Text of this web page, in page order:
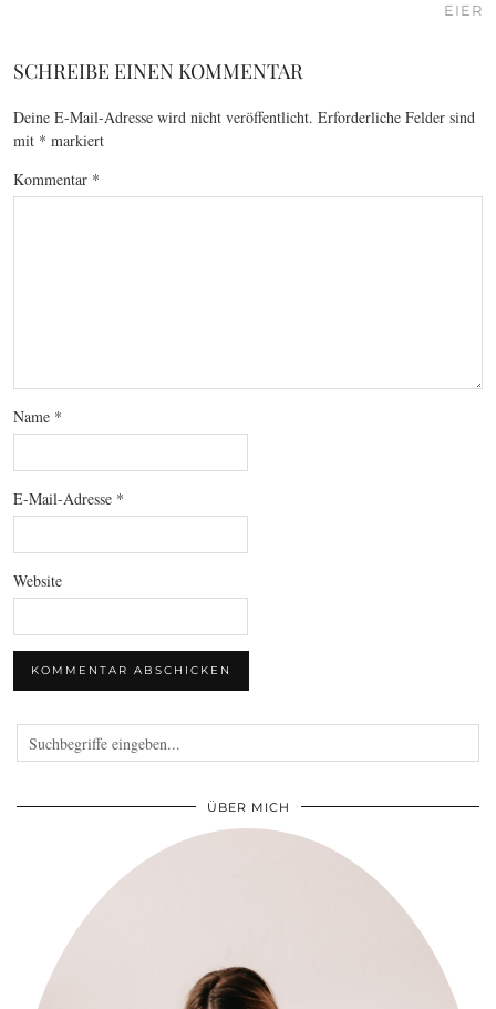
EIER
SCHREIBE EINEN KOMMENTAR
Deine E-Mail-Adresse wird nicht veröffentlicht. Erforderliche Felder sind
mit * markiert
Kommentar *
Name *
E-Mail-Adresse *
Website
ÜBER MICH